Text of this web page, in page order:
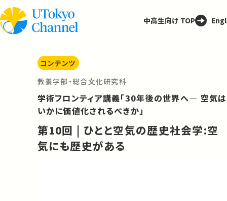
中高生向け TOP
コンテンツ
教養学部・総合文化研究科
学術フロンティア講義「30年後の世界へ― 空気は
いかに価値化されるべきか」
第10回 | ひとと空気の歴史社会学:空
気にも歴史がある